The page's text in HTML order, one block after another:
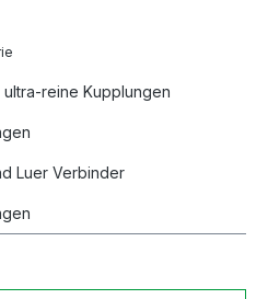
reine Kupplungen
Luer Verbinder